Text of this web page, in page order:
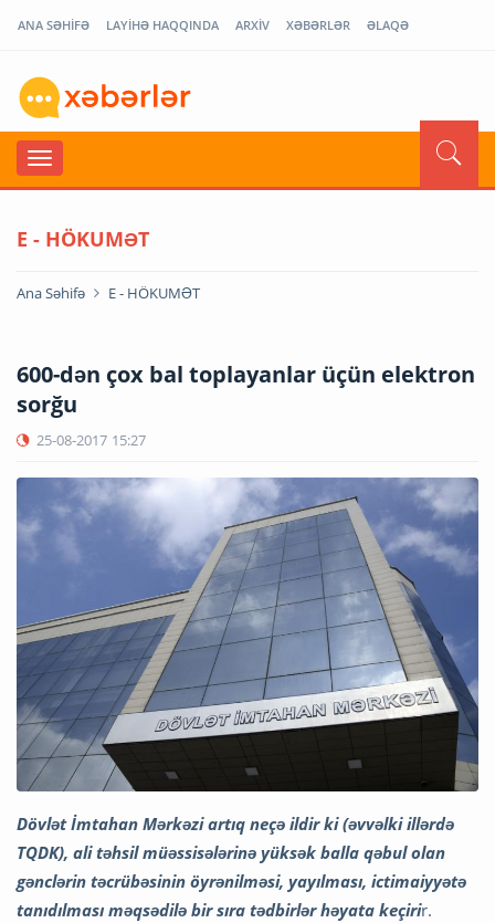
ANA SƏHİFƏ LAYİHƏ HAQQINDA ARXİV XƏBƏRLƏR ƏLAQƏ
E - HÖKUMƏT
Ana Səhifə E - HÖKUMƏT
600-dən çox bal toplayanlar üçün elektron
sorğu
25-08-2017 15:27
Dövlət İmtahan Mərkəzi artıq neçə ildir ki (əvvəlki illərdə
TQDK), ali təhsil müəssisələrinə yüksək balla qəbul olan
gənclərin təcrübəsinin öyrənilməsi, yayılması, ictimaiyyətə
tanıdılması məqsədilə bir sıra tədbirlər həyata keçirir.